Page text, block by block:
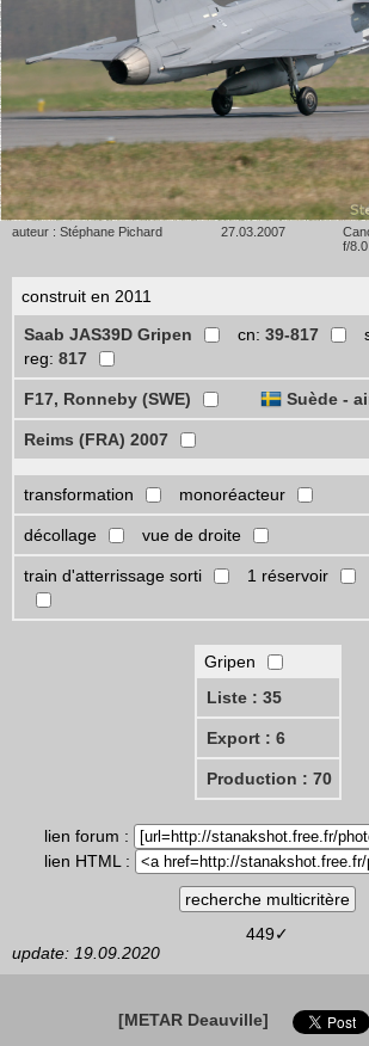
auteur : Stéphane Pichard 27.03.2007
f/
construit en 2011
Saab JAS39D Gripen
cn: 39-817
reg: 817
F17, Ronneby (SWE) Suède -
Reims (FRA) 2007
transformation monoréacteur
décollage vue de droite
train d'atterrissage sorti 1 réservoir
Gripen
Liste : 35
Export : 6
Production : 70
lien forum :
lien HTML :
449✓
update: 19.09.2020
[METAR Deauville]